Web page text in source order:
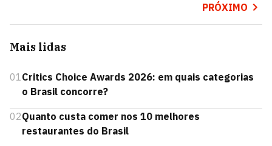
PRÓXIMO
Mais lidas
01Critics Choice Awards 2026: em quais categorias
o Brasil concorre?
02Quanto custa comer nos 10 melhores
restaurantes do Brasil